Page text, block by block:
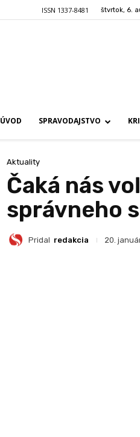
ISSN 1337-8481 štvrtok, 6.
ÚVOD SPRAVODAJSTVO
Aktuality
Čaká nás
správneho
Pridal redakcia 20.